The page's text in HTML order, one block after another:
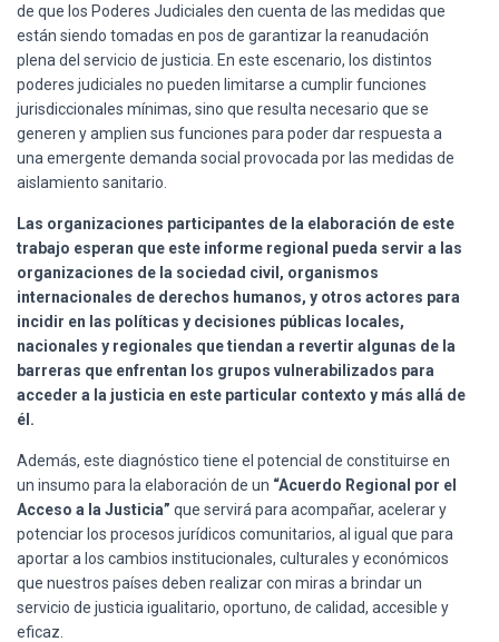
de que los Poderes Judiciales den cuenta de las medidas que
están siendo tomadas en pos de garantizar la reanudación
plena del servicio de justicia. En este escenario, los distintos
poderes judiciales no pueden limitarse a cumplir funciones
jurisdiccionales mínimas, sino que resulta necesario que se
generen y amplien sus funciones para poder dar respuesta a
una emergente demanda social provocada por las medidas de
aislamiento sanitario.
Las organizaciones participantes de la elaboración de este
trabajo esperan que este informe regional pueda servir a las
organizaciones de la sociedad civil, organismos
internacionales de derechos humanos, y otros actores para
incidir en las políticas y decisiones públicas locales,
nacionales y regionales que tiendan a revertir algunas de la
barreras que enfrentan los grupos vulnerabilizados para
acceder a la justicia en este particular contexto y más allá de
él.
Además, este diagnóstico tiene el potencial de constituirse en
un insumo para la elaboración de un “Acuerdo Regional por el
Acceso a la Justicia” que servirá para acompañar, acelerar y
potenciar los procesos jurídicos comunitarios, al igual que para
aportar a los cambios institucionales, culturales y económicos
que nuestros países deben realizar con miras a brindar un
servicio de justicia igualitario, oportuno, de calidad, accesible y
eficaz.